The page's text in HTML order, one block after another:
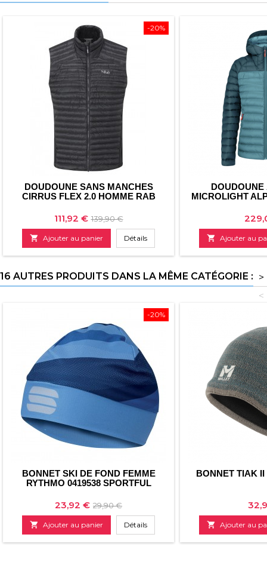
-20%
DOUDOUNE SANS MANCHES
CIRRUS FLEX 2.0 HOMME RAB
Prix
111,92 € Prix
de
base
139,90 €
 Ajouter au panier Détails
MICROLIGHT
Prix
 Ajouter au
16 AUTRES PRODUITS DANS LA MÊME CATÉGORIE : >
<
-20%
BONNET SKI DE FOND FEMME
RYTHMO 0419538 SPORTFUL
Prix
23,92 € Prix
de
base
29,90 €
 Ajouter au panier Détails
BONNET TIAK
Prix
 Ajouter au